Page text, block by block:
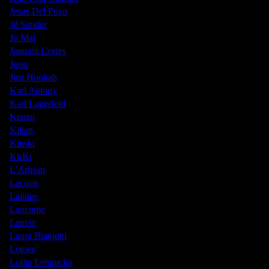
Jesus Del Pozo
Jil Sander
Jo Mal
Joaquin Cortes
Joop
Just Hookah
Karl Antony
Karl Lagerfeld
Kenzo
Kilian
Kinski
KirKi
L'Artisan
Lacoste
Lalique
Lancome
Lanvin
Laura Biagiotti
Loewe
Lolita Lempicka